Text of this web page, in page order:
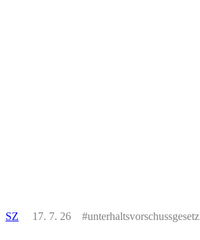
SZ 17. 7. 26 #unterhaltsvorschussgesetz